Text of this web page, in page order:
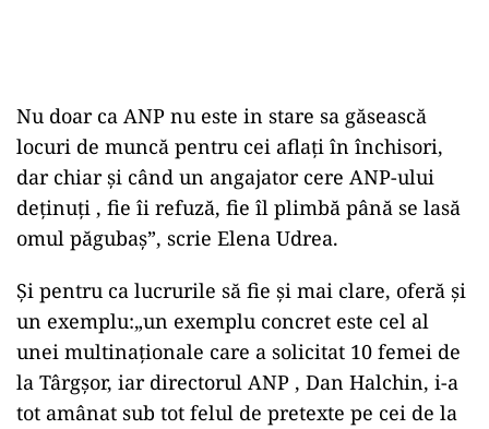
Nu doar ca ANP nu este in stare sa găsească
locuri de muncă pentru cei aflați în închisori,
dar chiar și când un angajator cere ANP-ului
deținuți , fie îi refuză, fie îl plimbă până se lasă
omul păgubaș”, scrie Elena Udrea.
Și pentru ca lucrurile să fie și mai clare, oferă și
un exemplu:„un exemplu concret este cel al
unei multinaționale care a solicitat 10 femei de
la Târgșor, iar directorul ANP , Dan Halchin, i-a
tot amânat sub tot felul de pretexte pe cei de la